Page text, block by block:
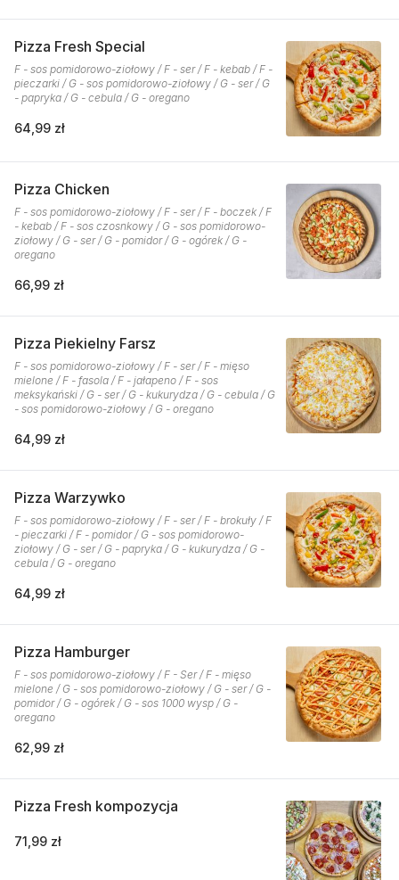
Pizza Fresh Special
F - sos pomidorowo-ziołowy / F - ser / F - kebab / F -
pieczarki / G - sos pomidorowo-ziołowy / G - ser / G
- papryka / G - cebula / G - oregano
64,99 zł
Pizza Chicken
F - sos pomidorowo-ziołowy / F - ser / F - boczek / F
- kebab / F - sos czosnkowy / G - sos pomidorowo-
ziołowy / G - ser / G - pomidor / G - ogórek / G -
oregano
66,99 zł
Pizza Piekielny Farsz
F - sos pomidorowo-ziołowy / F - ser / F - mięso
mielone / F - fasola / F - jałapeno / F - sos
meksykański / G - ser / G - kukurydza / G - cebula / G
- sos pomidorowo-ziołowy / G - oregano
64,99 zł
Pizza Warzywko
F - sos pomidorowo-ziołowy / F - ser / F - brokuły / F
- pieczarki / F - pomidor / G - sos pomidorowo-
ziołowy / G - ser / G - papryka / G - kukurydza / G -
cebula / G - oregano
64,99 zł
Pizza Hamburger
F - sos pomidorowo-ziołowy / F - Ser / F - mięso
mielone / G - sos pomidorowo-ziołowy / G - ser / G -
pomidor / G - ogórek / G - sos 1000 wysp / G -
oregano
62,99 zł
Pizza Fresh kompozycja
71,99 zł